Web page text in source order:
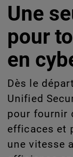
Une
pour
en
Dès le
Unified
pour fournir
efficaces et
une vitesse